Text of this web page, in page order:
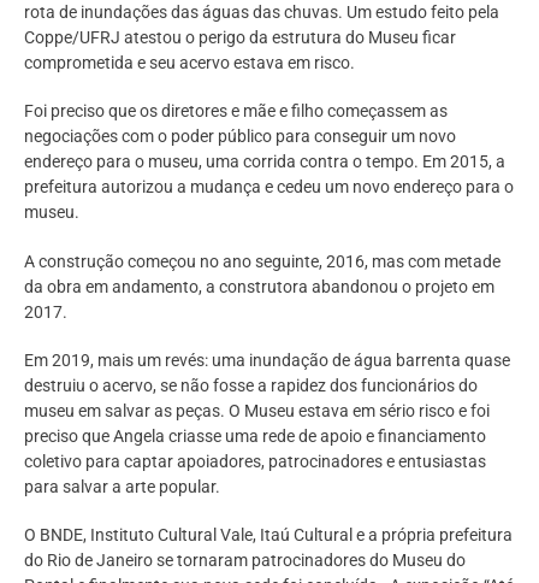
rota de inundações das águas das chuvas. Um estudo feito pela
Coppe/UFRJ atestou o perigo da estrutura do Museu ficar
comprometida e seu acervo estava em risco.
Foi preciso que os diretores e mãe e filho começassem as
negociações com o poder público para conseguir um novo
endereço para o museu, uma corrida contra o tempo. Em 2015, a
prefeitura autorizou a mudança e cedeu um novo endereço para o
museu.
A construção começou no ano seguinte, 2016, mas com metade
da obra em andamento, a construtora abandonou o projeto em
2017.
Em 2019, mais um revés: uma inundação de água barrenta quase
destruiu o acervo, se não fosse a rapidez dos funcionários do
museu em salvar as peças. O Museu estava em sério risco e foi
preciso que Angela criasse uma rede de apoio e financiamento
coletivo para captar apoiadores, patrocinadores e entusiastas
para salvar a arte popular.
O BNDE, Instituto Cultural Vale, Itaú Cultural e a própria prefeitura
do Rio de Janeiro se tornaram patrocinadores do Museu do